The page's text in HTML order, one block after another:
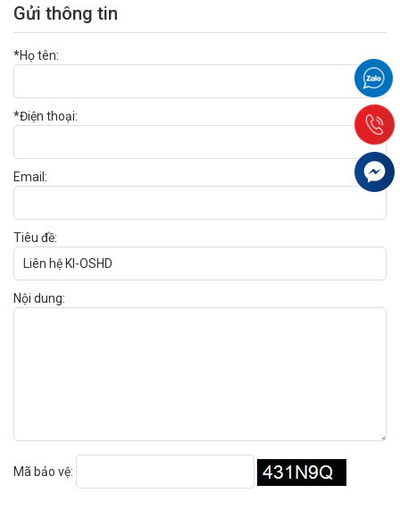
Gửi thông tin
*Họ tên:
*Điện thoại:
Email:
Tiêu đề:
Nội dung:
Mã bảo vệ: